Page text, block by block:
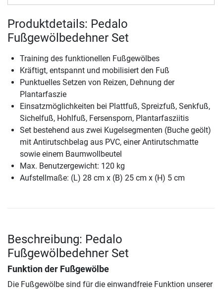
Produktdetails: Pedalo
Fußgewölbedehner Set
Training des funktionellen Fußgewölbes
Kräftigt, entspannt und mobilisiert den Fuß
Punktuelles Setzen von Reizen, Dehnung der
Plantarfaszie
Einsatzmöglichkeiten bei Plattfuß, Spreizfuß, Senkfuß,
Sichelfuß, Hohlfuß, Fersensporn, Plantarfasziitis
Set bestehend aus zwei Kugelsegmenten (Buche geölt)
mit Antirutschbelag aus PVC, einer Antirutschmatte
sowie einem Baumwollbeutel
Max. Benutzergewicht: 120 kg
Aufstellmaße: (L) 28 cm x (B) 25 cm x (H) 5 cm
Beschreibung: Pedalo
Fußgewölbedehner Set
Funktion der Fußgewölbe
Die Fußgewölbe sind für die einwandfreie Funktion unserer